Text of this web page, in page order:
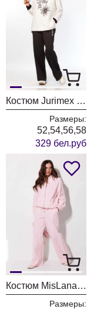
Костюм Jurimex West 3535
Размеры:
52,54,56,58
329 бел.руб
Костюм MisLana 1326 розовый
Размеры: